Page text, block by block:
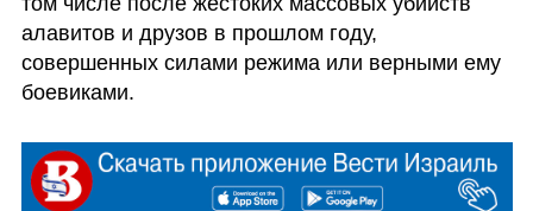
алавитов и друзов в прошлом году,
совершенных силами режима или верными ему
боевиками.